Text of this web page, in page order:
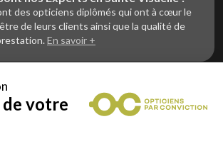
des opticiens diplômés qui ont à cœur le
de leurs clients ainsi que la qualité de
En savoir +
êtes un professionnel de la vue et
souhaitez nous rejoindre ?
Alliance Optic, la centrale d’achats et
de votre